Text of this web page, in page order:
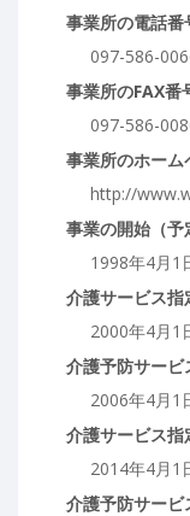
事業所の電話番
097-586-
事業所のFAX番
097-586-
事業所のホーム
http://
事業の開始（予
1998年4月1
介護サービス指
2000年4月1
介護予防サービ
2006年4月1
介護サービス指
2014年4月1
介護予防サービ